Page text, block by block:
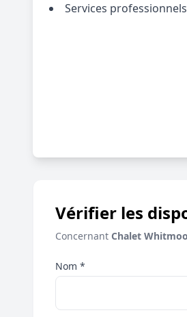
Services professionnels
Vérifier les
Concernant Chalet
Nom *